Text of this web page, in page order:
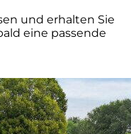
und erhalten Sie
eine passende